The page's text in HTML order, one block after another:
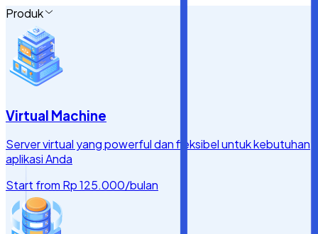
Produk
Virtual Machine
Server virtual yang powerful dan fleksibel untuk kebutuhan
aplikasi Anda
Start from Rp 125.000/bulan